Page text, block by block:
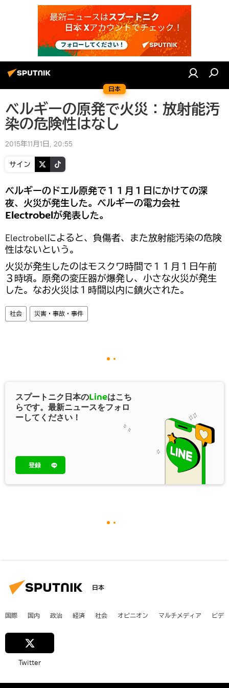
日本
ベルギーの原発で火災：放射能汚
染の危険性はなし
2015年11月1日, 20:55
サイン
ベルギーのドエル原発で１１月１日にかけての深
夜、火災が発生した。ベルギーの電力会社
Electrobelが発表した。
Electrobelによると、負傷者、また放射能汚染の危険
性はないという。
火災が発生したのはモスクワ時間で１１月１日午前
３時頃。原発の変圧器が爆発し、小さな火災が発生
した。なお火災は１時間以内に鎮火された。
社会 災害・事故・事件
スプートニク日本のLineはこち
らです。最新ニュースをフォロ
ーしてください！
登録
日本
国際 国内 政治 経済 社会 オピニオン マルチメディア ビデ
Twitter